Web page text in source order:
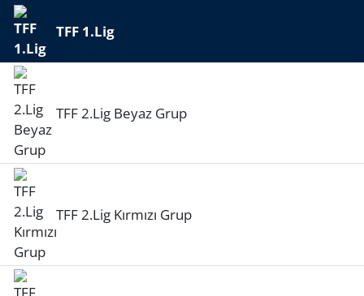
TFF 1.Lig
TFF 2.Lig Beyaz Grup
TFF 2.Lig Kırmızı Grup